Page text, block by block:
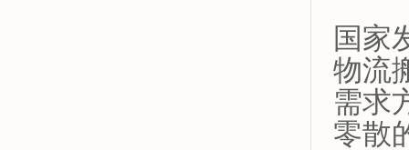
国家
物流
需求
零散